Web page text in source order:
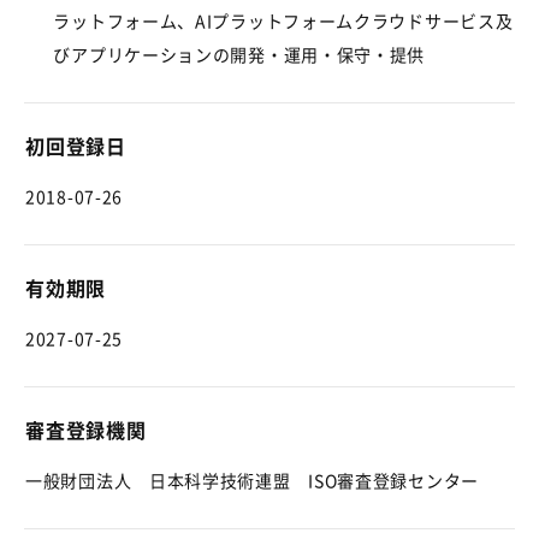
ラットフォーム、AIプラットフォームクラウドサービス及
びアプリケーションの開発・運用・保守・提供
初回登録日
2018-07-26
有効期限
2027-07-25
審査登録機関
一般財団法人 日本科学技術連盟 ISO審査登録センター